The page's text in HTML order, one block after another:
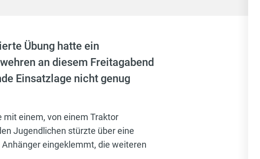
Übung hatte ein
an diesem Freitagabend
Einsatzlage nicht genug
mit einem, von einem Traktor
Jugendlichen stürzte über eine
eingeklemmt, die weiteren